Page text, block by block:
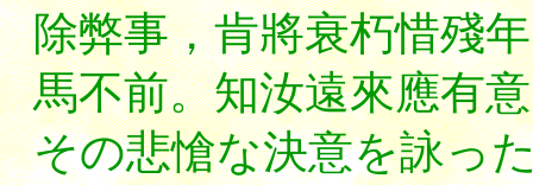
除弊事，肯將衰朽惜殘
馬不前。知汝遠來應有
その悲愴な決意を詠っ